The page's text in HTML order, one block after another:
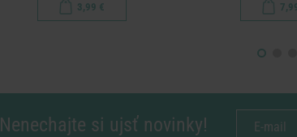
3,99 €
Nenechajte si ujsť novinky!